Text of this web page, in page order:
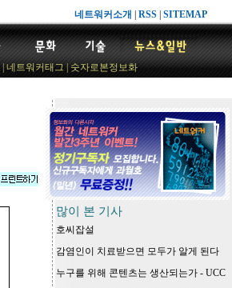
네트워커소개 RSS SITEMAP
|네트워커태그|숫자로본정보화
많이 본 기사
호씨잡설
감염인이 치료받으면 모두가 알게 된다
누구를 위해 콘텐츠는 생산되는가 - UCC